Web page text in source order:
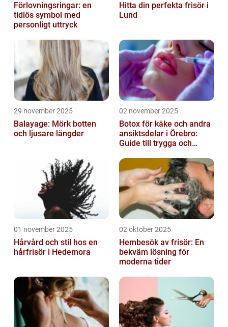
Förlovningsringar: en
tidlös symbol med
personligt uttryck
Hitta din perfekta frisör i
Lund
29 november 2025
Balayage: Mörk botten
och ljusare längder
02 november 2025
Botox för käke och andra
ansiktsdelar i Örebro:
Guide till trygga och
01 november 2025
Hårvård och stil hos en
hårfrisör i Hedemora
02 oktober 2025
Hembesök av frisör: En
bekväm lösning för
moderna tider